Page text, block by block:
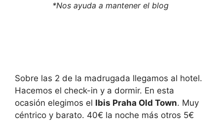
*Nos ayuda a mantener el blog
Sobre las 2 de la madrugada llegamos al hotel.
Hacemos el check-in y a dormir. En esta
ocasión elegimos el Ibis Praha Old Town. Muy
céntrico y barato. 40€ la noche más otros 5€